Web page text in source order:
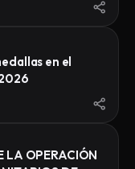
en el
LA OPERACIÓN